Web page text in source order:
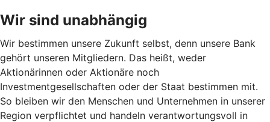
Wir sind unabhängig
Wir bestimmen unsere Zukunft selbst, denn unsere Bank
gehört unseren Mitgliedern. Das heißt, weder
Aktionärinnen oder Aktionäre noch
Investmentgesellschaften oder der Staat bestimmen mit.
So bleiben wir den Menschen und Unternehmen in unserer
Region verpflichtet und handeln verantwortungsvoll in